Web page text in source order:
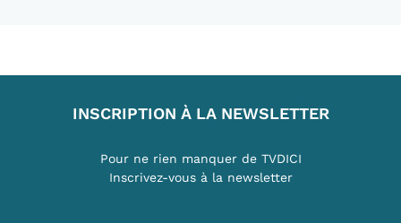
INSCRIPTION À LA NEWSLETTER
Pour ne rien manquer de TVDICI
Inscrivez-vous à la newsletter